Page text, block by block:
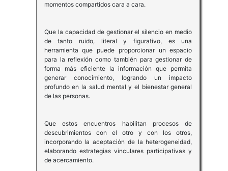
momentos compartidos cara a cara.
Que la capacidad de gestionar el silencio en medio
de tanto ruido, literal y figurativo, es una
herramienta que puede proporcionar un espacio
para la reflexión como también para gestionar de
forma más eficiente la información que permita
generar conocimiento, logrando un impacto
profundo en la salud mental y el bienestar general
de las personas.
Que estos encuentros habilitan procesos de
descubrimientos con el otro y con los otros,
incorporando la aceptación de la heterogeneidad,
elaborando estrategias vinculares participativas y
de acercamiento.